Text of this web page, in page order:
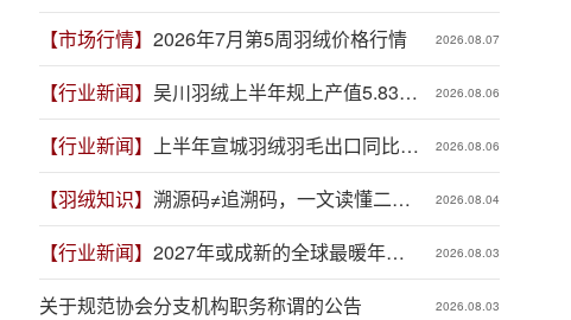
【市场行情】 2026年7月第5周羽绒价格行情 2026.08.07
【行业新闻】 吴川羽绒上半年规上产值5.83亿
元，同比增长19.3%
2026.08.06
【行业新闻】 上半年宣城羽绒羽毛出口同比增
长41.9%
2026.08.06
【羽绒知识】 溯源码≠追溯码，一文读懂二者
区别
2026.08.04
【行业新闻】 2027年或成新的全球最暖年
份，对羽绒产业有何影响？
2026.08.03
关于规范协会分支机构职务称谓的公告 2026.08.03